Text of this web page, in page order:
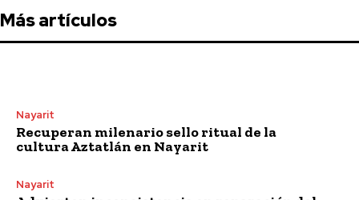
Más artículos
Nayarit
Recuperan milenario sello ritual de la
cultura Aztatlán en Nayarit
Nayarit